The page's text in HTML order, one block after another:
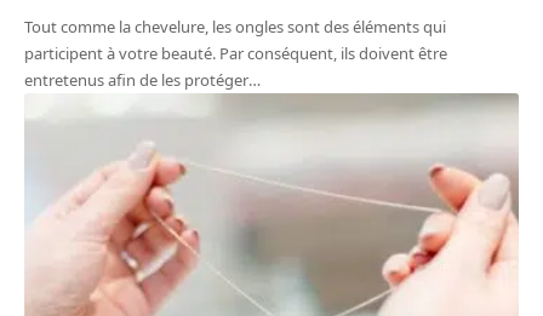
Tout comme la chevelure, les ongles sont des éléments qui
participent à votre beauté. Par conséquent, ils doivent être
entretenus afin de les protéger…